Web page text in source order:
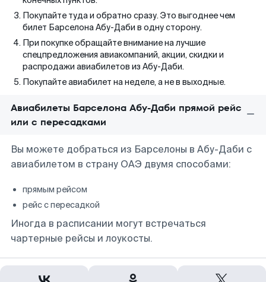
Покупайте туда и обратно сразу. Это выгоднее чем
билет Барселона Абу-Даби в одну сторону.
При покупке обращайте внимание на лучшие
спецпредложения авиакомпаний, акции, скидки и
распродажи авиабилетов из Абу-Даби.
Покупайте авиабилет на неделе, а не в выходные.
Авиабилеты Барселона Абу-Даби прямой рейс
или с пересадками
Вы можете добраться из Барселоны в Абу-Даби с
авиабилетом в страну ОАЭ двумя способами:
прямым рейсом
рейс с пересадкой
Иногда в расписании могут встречаться
чартерные рейсы и лоукосты.